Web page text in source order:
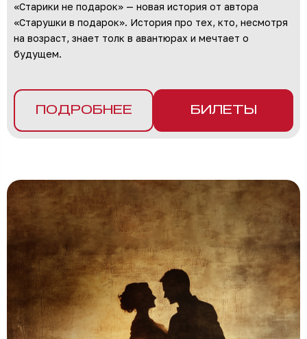
«Старики не подарок» — новая история от автора
«Старушки в подарок». История про тех, кто, несмотря
на возраст, знает толк в авантюрах и мечтает о
будущем.
ПОДРОБНЕЕ БИЛЕТЫ